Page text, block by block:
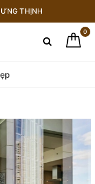
THỊNH
0